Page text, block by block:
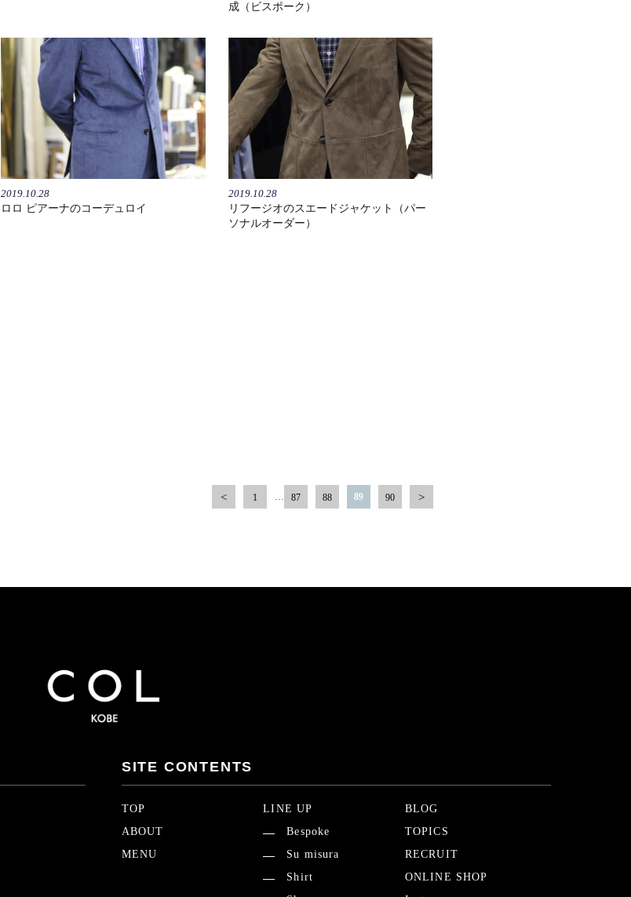
成（ビスポーク）
2019.10.28
ロロ ピアーナのコーデュロイ
2019.10.28
リフージオのスエードジャケット（パー
ソナルオーダー）
1 … 87 88 89 90
SITE CONTENTS
TOP
ABOUT
MENU
LINE UP
Bespoke
Su misura
Shirt
BLOG
TOPICS
RECRUIT
ONLINE SHOP